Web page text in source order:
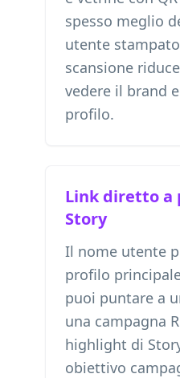
spesso meglio
utente
scansione
vedere il brand
profilo.
Link diretto a
Story
Il nome utente
profilo
puoi puntare a
una campagna
highlight di
obiettivo